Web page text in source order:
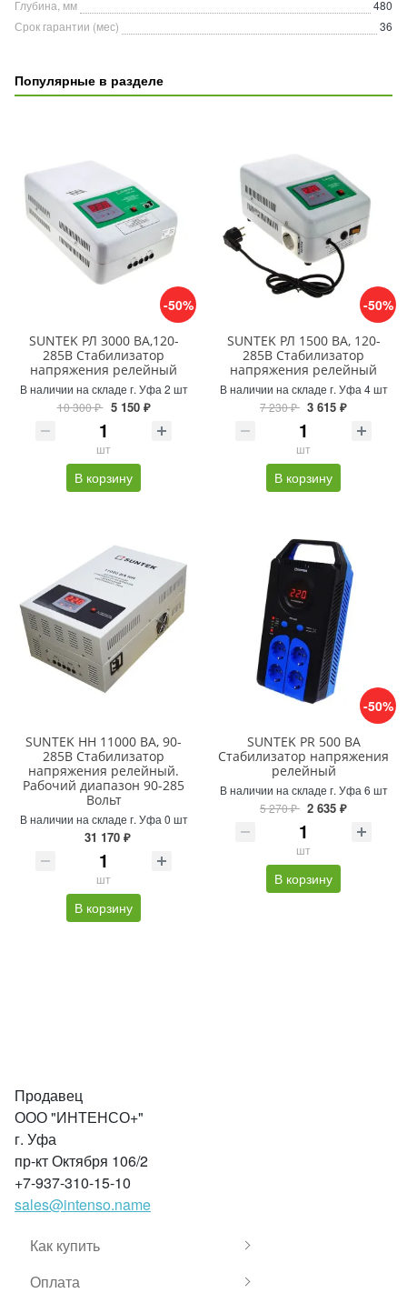
Глубина, мм
480
Срок гарантии (мес)
36
Популярные в разделе
-50%
SUNTEK РЛ 3000 ВА,120-
285В Стабилизатор
напряжения релейный
В наличии на складе г. Уфа 2 шт
10 300 ₽ 5 150 ₽
шт
В корзину
-50%
SUNTEK РЛ 1500 ВА, 120-
285В Стабилизатор
напряжения релейный
В наличии на складе г. Уфа 4 шт
7 230 ₽ 3 615 ₽
шт
В корзину
SUNTEK НН 11000 ВА, 90-
285В Стабилизатор
напряжения релейный.
Рабочий диапазон 90-285
Вольт
В наличии на складе г. Уфа 0 шт
31 170 ₽
шт
В корзину
-50%
SUNTEK PR 500 ВА
Стабилизатор напряжения
релейный
В наличии на складе г. Уфа 6 шт
5 270 ₽ 2 635 ₽
шт
В корзину
Продавец
ООО "ИНТЕНСО+"
г. Уфа
пр-кт Октября 106/2
+7-937-310-15-10
sales@intenso.name
Как купить
Оплата